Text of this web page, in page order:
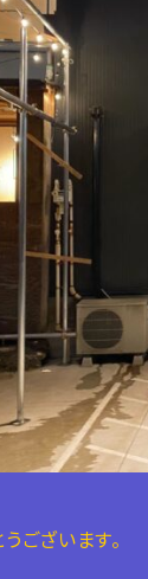
ございます。